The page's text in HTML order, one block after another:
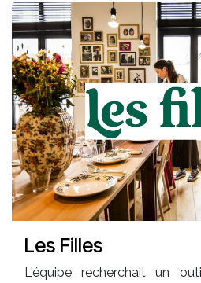
Les Filles
L'équipe recherchait un